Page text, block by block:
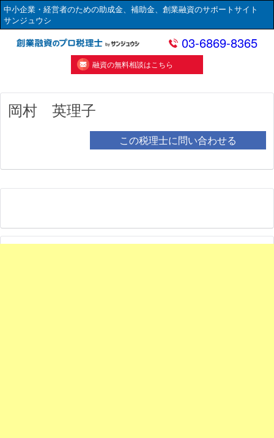
中小企業・経営者のための助成金、補助金、創業融資のサポートサイト
サンジュウシ
03-6869-8365
融資の無料相談はこちら
岡村 英理子
この税理士に問い合わせる